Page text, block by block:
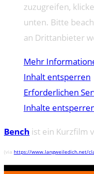
zuzugreifen,
unten. Bitte
an Drittanbieter
Mehr
Inhalt entsperren
Erforderlichen
Inhalte
Bench ist ein Kurzfilm
(via https://www.langweiledich.net/